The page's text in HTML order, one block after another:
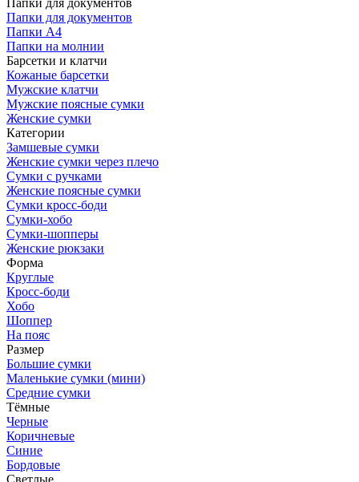
Папки для документов
Папки для документов
Папки А4
Папки на молнии
Барсетки и клатчи
Кожаные барсетки
Мужские клатчи
Мужские поясные сумки
Женские сумки
Категории
Замшевые сумки
Женские сумки через плечо
Сумки с ручками
Женские поясные сумки
Сумки кросс-боди
Сумки-хобо
Сумки-шопперы
Женские рюкзаки
Форма
Круглые
Кросс-боди
Хобо
Шоппер
На пояс
Размер
Большие сумки
Маленькие сумки (мини)
Средние сумки
Тёмные
Черные
Коричневые
Синие
Бордовые
Светлые